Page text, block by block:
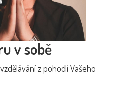
v sobě
z pohodlí Vašeho